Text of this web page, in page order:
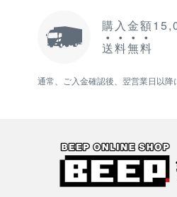
購入金額
送料無料
通常、ご入金確認後、翌営業日以降